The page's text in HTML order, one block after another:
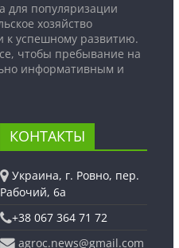
для популяризации
хозяйство
к успешному развитию.
чтобы пребывание на
информативным и
КОНТАКТЫ
Украина, г. Ровно, пер.
Рабочий, 6а
+38 067 364 71 72
agroc.news@gmail.com